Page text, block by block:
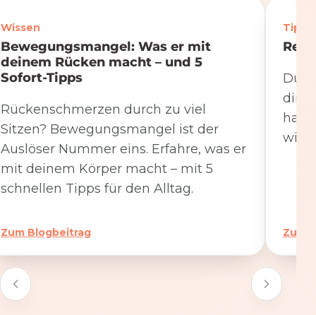
Wissen
Bewegungsmangel: Was er mit
deinem Rücken macht – und 5
Sofort-Tipps
Rückenschmerzen durch zu viel
Sitzen? Bewegungsmangel ist der
Auslöser Nummer eins. Erfahre, was er
mit deinem Körper macht – mit 5
schnellen Tipps für den Alltag.
Zum Blogbeitrag
Tipps
Du
hat.
Zum